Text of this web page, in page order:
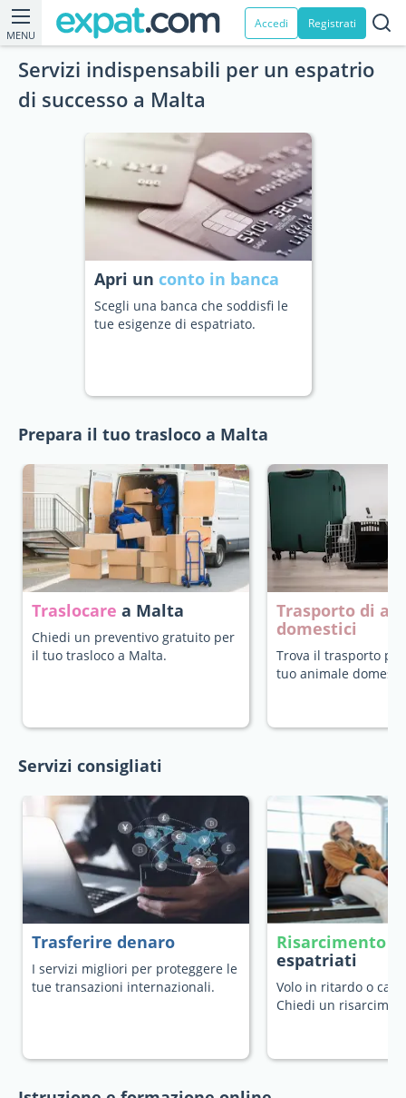
MENU
Accedi Registrati
Servizi indispensabili per un espatrio
di successo a Malta
Apri un conto in banca
Scegli una banca che soddisfi le
tue esigenze di espatriato.
Prepara il tuo trasloco a Malta
Traslocare a Malta
Chiedi un preventivo gratuito per
il tuo trasloco a Malta.
Trasporto di
domestici
Trova il trasporto
tuo animale
Servizi consigliati
Trasferire denaro
I servizi migliori per proteggere le
tue transazioni internazionali.
Risarcimento
espatriati
Volo in ritardo o
Chiedi un